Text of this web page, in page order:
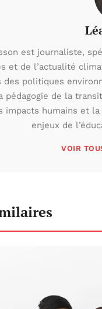
est journaliste,
et de l’actualité
des politiques
pédagogie de la
impacts humains et
enjeux de
VOIR